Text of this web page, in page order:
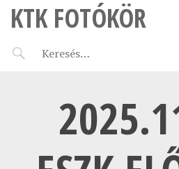
KTK FOTÓKÖR